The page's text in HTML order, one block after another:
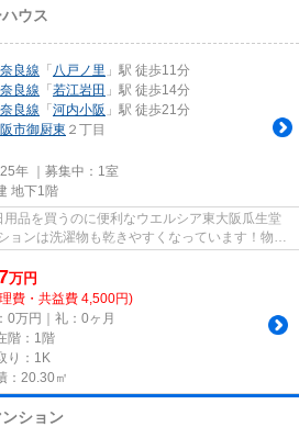
ウス
良線 「 八戸ノ里 」駅 徒歩11分
良線 「若江岩田 」駅 徒歩14分
良線 「河内小阪 」駅 徒歩21分
市御厨東 ２丁目
年 ｜募集中： 1室
地下1階
品を買うのに便利なウエルシア東大阪瓜生堂
ョンは洗濯物も乾きやすくなっています！物件
...
万円
費・共益費 4,500円)
0万円｜礼：0ヶ月
階：1階
り：1K
：20.30㎡
ション